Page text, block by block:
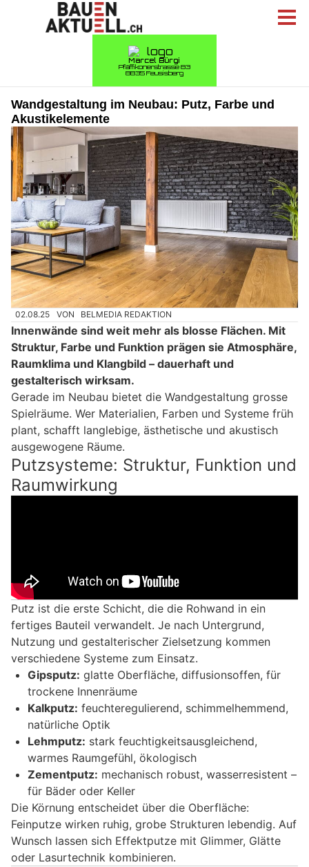
Wandgestaltung im Neubau: Putz, Farbe und
Akustikelemente
02.08.25 VON BELMEDIA REDAKTION
Innenwände sind weit mehr als blosse Flächen. Mit
Struktur, Farbe und Funktion prägen sie Atmosphäre,
Raumklima und Klangbild – dauerhaft und
gestalterisch wirksam.
Gerade im Neubau bietet die Wandgestaltung grosse
Spielräume. Wer Materialien, Farben und Systeme früh
plant, schafft langlebige, ästhetische und akustisch
ausgewogene Räume.
Putzsysteme: Struktur, Funktion und
Raumwirkung
Putz ist die erste Schicht, die die Rohwand in ein
fertiges Bauteil verwandelt. Je nach Untergrund,
Nutzung und gestalterischer Zielsetzung kommen
verschiedene Systeme zum Einsatz.
Gipsputz: glatte Oberfläche, diffusionsoffen, für
trockene Innenräume
Kalkputz: feuchteregulierend, schimmelhemmend,
natürliche Optik
Lehmputz: stark feuchtigkeitsausgleichend,
warmes Raumgefühl, ökologisch
Zementputz: mechanisch robust, wasserresistent –
für Bäder oder Keller
Die Körnung entscheidet über die Oberfläche:
Feinputze wirken ruhig, grobe Strukturen lebendig. Auf
Wunsch lassen sich Effektputze mit Glimmer, Glätte
oder Lasurtechnik kombinieren.